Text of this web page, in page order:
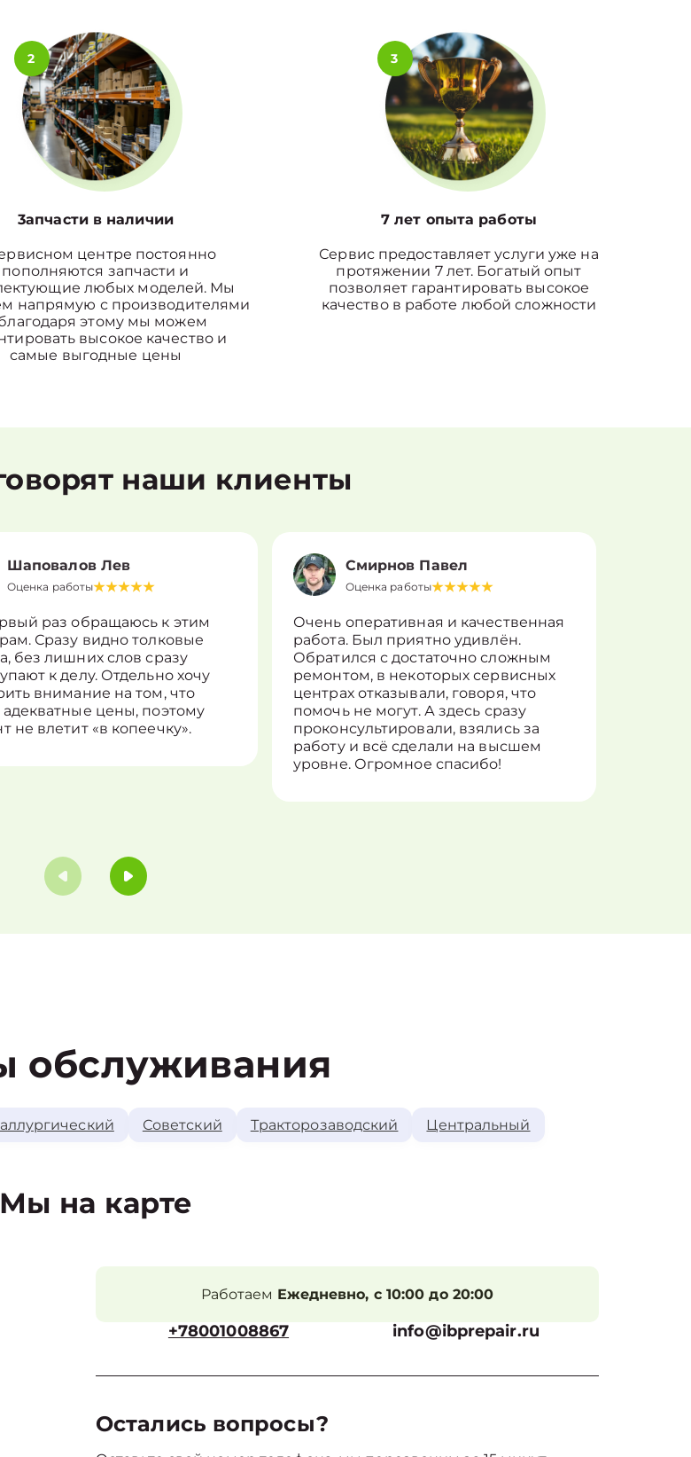
2
3апчасти в наличии
центре постоянно
пополняются запчасти и
любых моделей. Мы
напрямую с производителями
этому мы можем
высокое качество и
самые выгодные цены
3
7 лет опыта работы
Сервис предоставляет услуги уже на
протяжении 7 лет. Богатый опыт
позволяет гарантировать высокое
качество в работе любой сложности
наши клиенты
Шаповалов Лев
Оценка работы
раз обращаюсь к этим
Сразу видно толковые
без лишних слов сразу
к делу. Отдельно хочу
внимание на том, что
адекватные цены, поэтому
не влетит «в копеечку».
Смирнов Павел
Оценка работы
Очень оперативная и качественная
работа. Был приятно удивлён.
Обратился с достаточно сложным
ремонтом, в некоторых сервисных
центрах отказывали, говоря, что
помочь не могут. А здесь сразу
проконсультировали, взялись за
работу и всё сделали на высшем
уровне. Огромное спасибо!
обслуживания
Советский Тракторозаводский Центральный
Мы на карте
Работаем Ежедневно, с 10:00 до 20:00
+78001008867 info@ibprepair.ru
Остались вопросы?